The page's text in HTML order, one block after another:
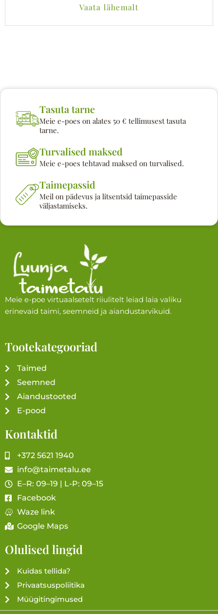
Vaata lähemalt
Tasuta tarne
Meie e-poes on alates 50 € tellimusest tasuta
tarne.
Turvalised maksed
Meie e-poes tehtavad maksed on turvalised.
Taimepassid
Meil on pädevus ja litsentsid taimepasside
väljastamiseks.
Meie e-poe virtuaalsetelt riiulitelt leiad laia valiku
erinevaid taimi, seemneid ja aiandustarvikuid.
Tootekategooriad
Taimed
Seemned
Aiandustooted
E-pood
Kontaktid
+372 5621 1940
info@taimetalu.ee
E–R: 09–19 | L-P: 09–15
Facebook
Waze link
Google Maps
Olulised lingid
Kuidas tellida?
Privaatsuspoliitika
Müügitingimused